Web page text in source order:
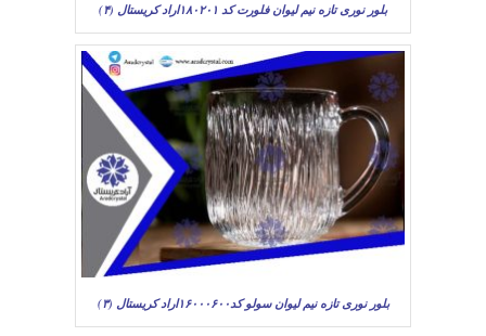
بلور نوری تازه نیم لیوان فلورت کد ۱۸۰۲۰۱اراد کریستال (۴)
بلور نوری تازه نیم لیوان سولو کد۱۶۰۰۰۶۰۰اراد کریستال (۳)